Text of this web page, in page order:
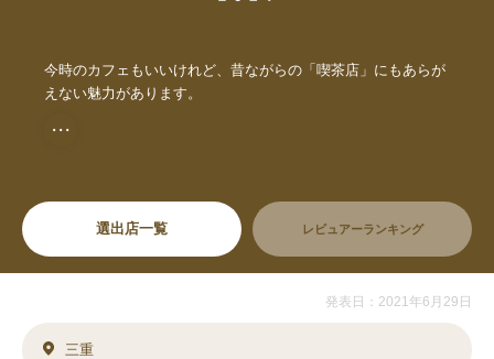
今時のカフェもいいけれど、昔ながらの「喫茶店」にもあらが
えない魅力があります。
・・・
選出店一覧 レビュアーランキング
発表日：2021年6月29日
三重